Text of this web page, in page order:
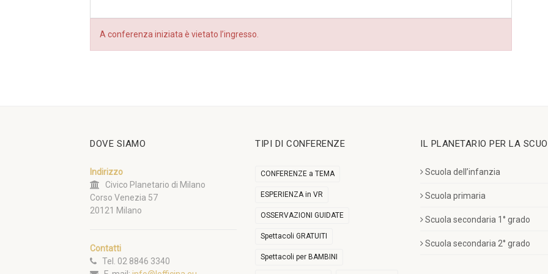
A conferenza iniziata è vietato l’ingresso.
DOVE SIAMO
Indirizzo
Civico Planetario di Milano
Corso Venezia 57
20121 Milano
Contatti
Tel. 02 8846 3340
TIPI DI CONFERENZE
CONFERENZE a TEMA
ESPERIENZA in VR
OSSERVAZIONI GUIDATE
Spettacoli GRATUITI
Spettacoli per BAMBINI
IL PLANETARIO PER LA
Scuola dell’infanzia
Scuola primaria
Scuola secondaria 1° grado
Scuola secondaria 2° grado